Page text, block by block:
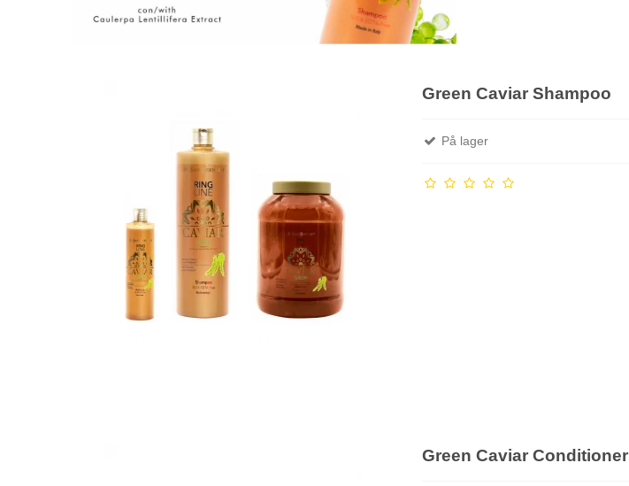
Green Caviar Shampoo
På lager
Green Caviar Conditioner